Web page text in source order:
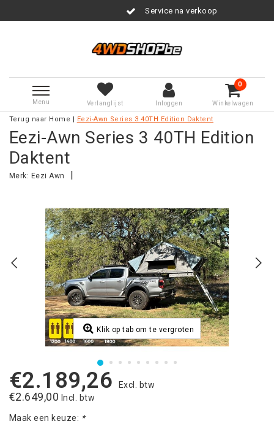
Service na verkoop
Menu Verlanglijst Inloggen
0
Winkelwagen
Terug naar Home Eezi-Awn Series 3 40TH Edition Daktent
Eezi-Awn Series 3 40TH Edition
Daktent
Merk: Eezi Awn
Klik op tab om te vergroten
€2.189,26 Excl. btw
€2.649,00 Incl. btw
Maak een keuze: *